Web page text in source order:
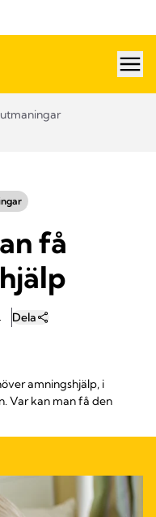
få
Dela
amningshjälp, i
Var kan man få den